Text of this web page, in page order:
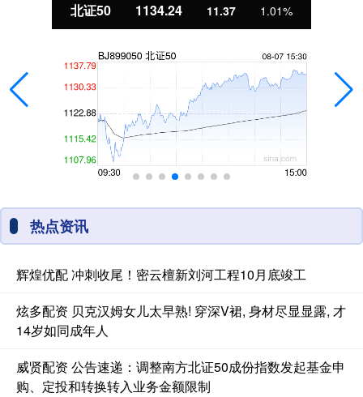
北证50 1134.24 11.37 1.01%
热点资讯
辉煌优配 冲刺收尾！密云檀新刘河工程10月底竣工
炫多配资 贝克汉姆女儿太早熟! 穿深V裙, 身材尽显显露, 才
14岁如同成年人
威贤配资 公告速递：调整南方北证50成份指数发起基金申
购、定投和转换转入业务金额限制